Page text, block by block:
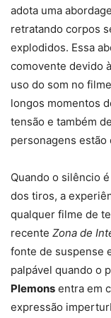
adota uma
retratando corpos
explodidos. Essa
comovente devido
uso do som no
longos momentos
tensão e também
personagens estão
Quando o silêncio
dos tiros, a
qualquer filme de
recente Zona de
fonte de suspense
palpável quando o
Plemons entra em
expressão